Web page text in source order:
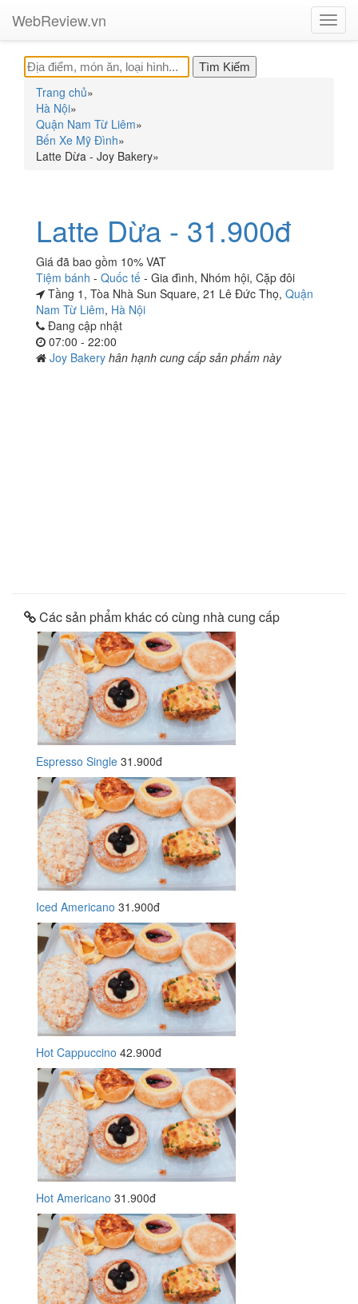
WebReview.vn
Trang chủ»
Hà Nội»
Quận Nam Từ Liêm»
Bến Xe Mỹ Đình»
Latte Dừa - Joy Bakery»
Latte Dừa - 31.900đ
Giá đã bao gồm 10% VAT
Tiệm bánh - Quốc tế - Gia đình, Nhóm hội, Cặp đôi
Tầng 1, Tòa Nhà Sun Square, 21 Lê Đức Thọ, Quận
Nam Từ Liêm, Hà Nội
Đang cập nhật
07:00 - 22:00
Joy Bakery hân hạnh cung cấp sản phẩm này
Các sản phẩm khác có cùng nhà cung cấp
Espresso Single 31.900đ
Iced Americano 31.900đ
Hot Cappuccino 42.900đ
Hot Americano 31.900đ